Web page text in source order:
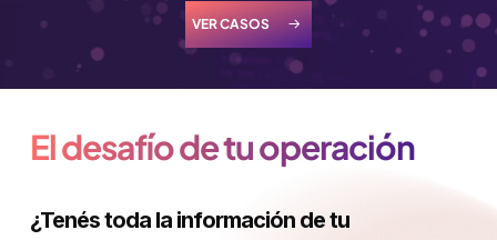
VER CASOS
El desafío de tu operación
¿Tenés toda la información de tu